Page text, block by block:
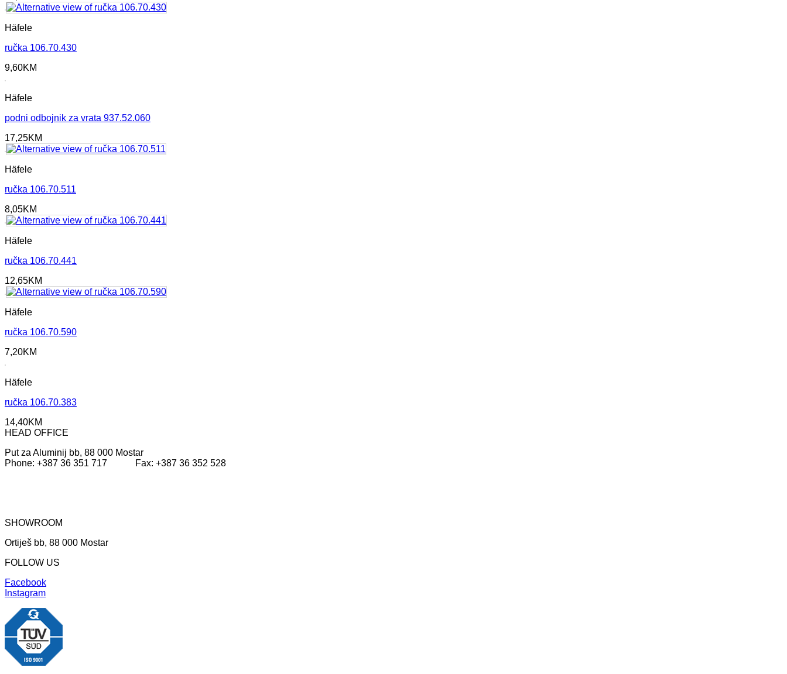
Häfele
ručka 106.70.430
9,60KM
Häfele
podni odbojnik za vrata 937.52.060
17,25KM
Häfele
ručka 106.70.511
8,05KM
Häfele
ručka 106.70.441
12,65KM
Häfele
ručka 106.70.590
7,20KM
Häfele
ručka 106.70.383
14,40KM
HEAD OFFICE
Put za Aluminij bb, 88 000 Mostar
Phone: +387 36 351 717 Fax: +387 36 352 528
SHOWROOM
Ortiješ bb, 88 000 Mostar
FOLLOW US
Facebook
Instagram